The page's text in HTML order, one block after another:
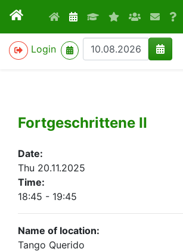
Login
>
Fortgeschrittene II
Date:
Thu 20.11.2025
Time:
18:45 - 19:45
Name of location:
Tango Querido